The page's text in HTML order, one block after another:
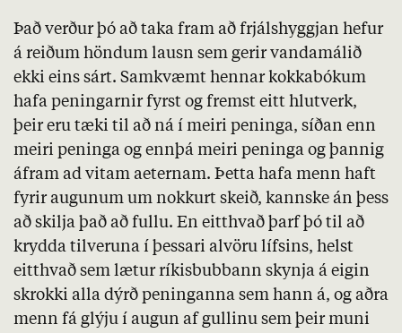
Það verður þó að taka fram að frjálshyggjan hefur
á reiðum höndum lausn sem gerir vandamálið
ekki eins sárt. Samkvæmt hennar kokkabókum
hafa peningarnir fyrst og fremst eitt hlutverk,
þeir eru tæki til að ná í meiri peninga, síðan enn
meiri peninga og ennþá meiri peninga og þannig
áfram ad vitam aeternam. Þetta hafa menn haft
fyrir augunum um nokkurt skeið, kannske án þess
að skilja það að fullu. En eitthvað þarf þó til að
krydda tilveruna í þessari alvöru lífsins, helst
eitthvað sem lætur ríkisbubbann skynja á eigin
skrokki alla dýrð peninganna sem hann á, og aðra
menn fá glýju í augun af gullinu sem þeir muni